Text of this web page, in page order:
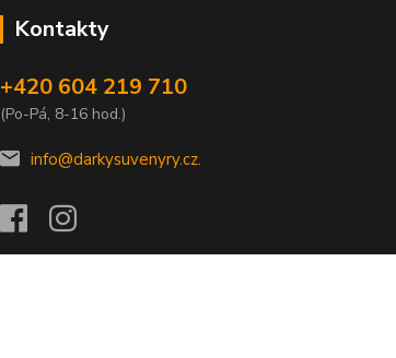
Kontakty
+420 604 219 710
(Po-Pá, 8-16 hod.)
info@darkysuvenyry.cz.